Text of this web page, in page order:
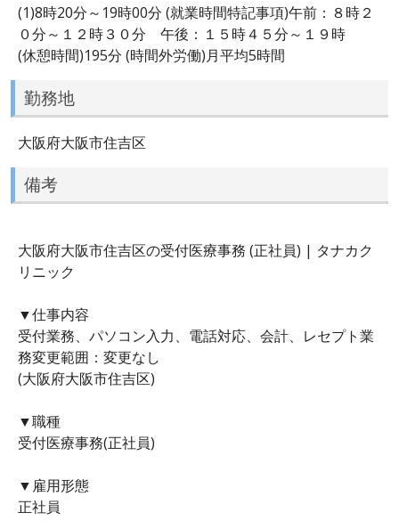
(1)8時20分～19時00分 (就業時間特記事項)午前：８時２
０分～１２時３０分 午後：１５時４５分～１９時
(休憩時間)195分 (時間外労働)月平均5時間
勤務地
大阪府大阪市住吉区
備考
大阪府大阪市住吉区の受付医療事務 (正社員) | タナカク
リニック
▼仕事内容
受付業務、パソコン入力、電話対応、会計、レセプト業
務変更範囲：変更なし
(大阪府大阪市住吉区)
▼職種
受付医療事務(正社員)
▼雇用形態
正社員